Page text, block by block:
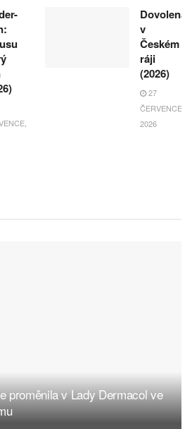
Dovolená
v
Českém
ráji
(2026)
27
ČERVENCE,
2026
proměnila v Lady Dermacol ve